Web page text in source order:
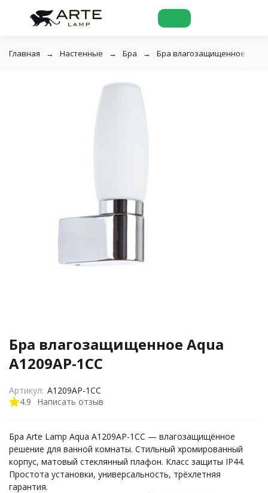
Главная Настенные Бра Бра влагозащищенное Aqua
Бра влагозащищенное Aqua
A1209AP-1CC
4.9 Написать отзыв
Артикул: A1209AP-1CC
Бра Arte Lamp Aqua A1209AP-1CC — влагозащищённое
решение для ванной комнаты. Стильный хромированный
корпус, матовый стеклянный плафон. Класс защиты IP44.
Простота установки, универсальность, трёхлетняя
гарантия.